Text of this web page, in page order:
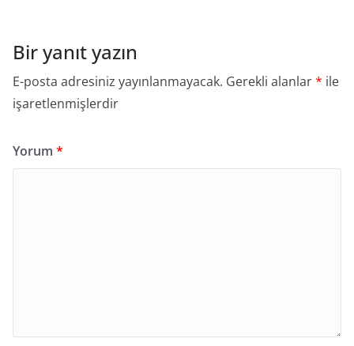
Bir yanıt yazın
E-posta adresiniz yayınlanmayacak. Gerekli alanlar* ile
işaretlenmişlerdir
Yorum *